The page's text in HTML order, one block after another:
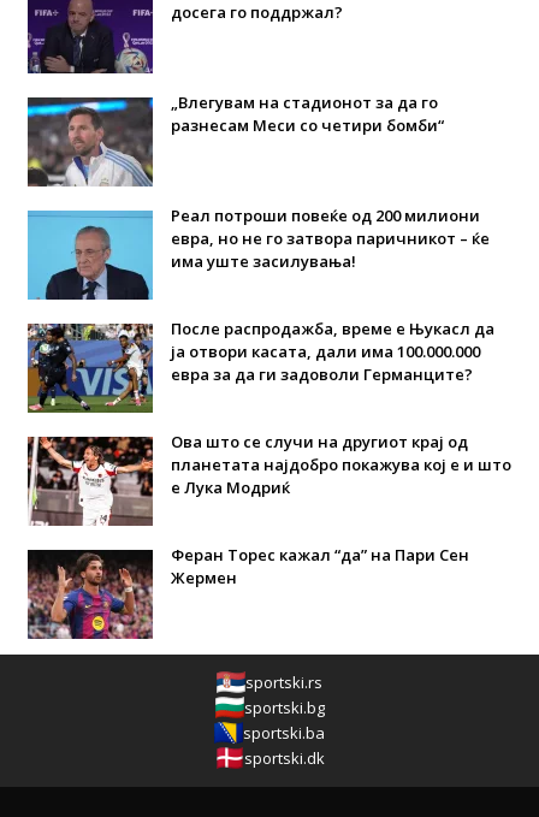
досега го поддржал?
„Влегувам на стадионот за да го
разнесам Меси со четири бомби“
Реал потроши повеќе од 200 милиони
евра, но не го затвора паричникот – ќе
има уште засилувања!
После распродажба, време е Њукасл да
ја отвори касата, дали има 100.000.000
евра за да ги задоволи Германците?
Ова што се случи на другиот крај од
планетата најдобро покажува кој е и што
е Лука Модриќ
Феран Торес кажал “да” на Пари Сен
Жермен
sportski.rs
sportski.bg
sportski.ba
sportski.dk